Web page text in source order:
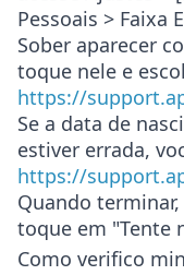
Pessoais > Faixa
Sober aparecer
toque nele e
https://
Se a data de
estiver errada,
https://
Quando
toque em "Tente
Como verifico